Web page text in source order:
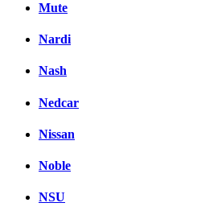
Mute
Nardi
Nash
Nedcar
Nissan
Noble
NSU